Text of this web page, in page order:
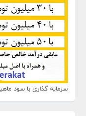
سرمایه گذاری با سود